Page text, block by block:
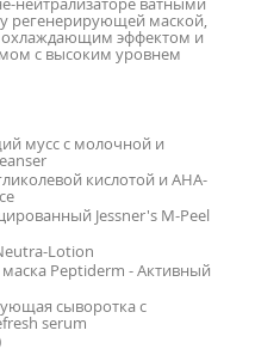
регенерирующей маской,
охлаждающим эффектом и
с высоким уровнем
мусс с молочной и
кислотой и АНА-
Jessner's M-Peel
Lotion
Peptiderm - Активный
сыворотка с
serum